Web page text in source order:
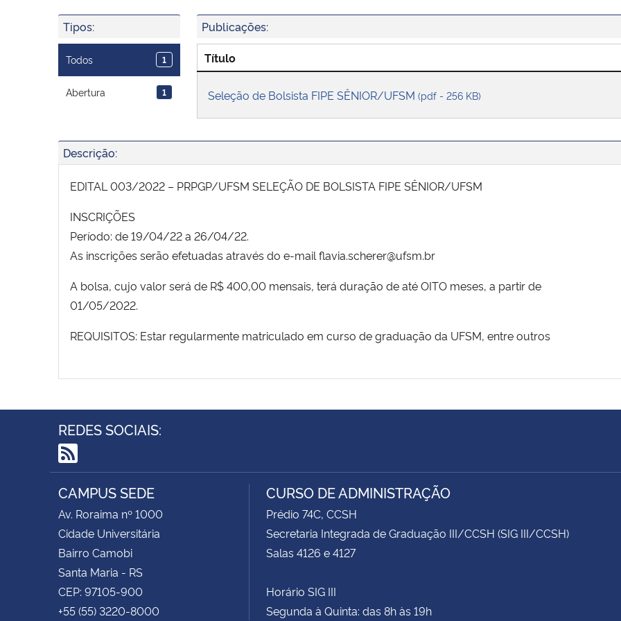
Tipos:
Todos 1
Abertura 1
Publicações:
Título
Seleção de Bolsista FIPE SÊNIOR/UFSM (pdf - 256 KB)
Descrição:
EDITAL 003/2022 – PRPGP/UFSM SELEÇÃO DE BOLSISTA FIPE SÊNIOR/UFSM
INSCRIÇÕES
Período: de 19/04/22 a 26/04/22.
As inscrições serão efetuadas através do e-mail flavia.scherer@ufsm.br
A bolsa, cujo valor será de R$ 400,00 mensais, terá duração de até OITO meses, a partir de
01/05/2022.
REQUISITOS: Estar regularmente matriculado em curso de graduação da UFSM, entre outros
REDES SOCIAIS:
RSS
CAMPUS SEDE
Av. Roraima nº 1000
Cidade Universitária
Bairro Camobi
Santa Maria - RS
CEP: 97105-900
+55 (55) 3220-8000
CURSO DE ADMINISTRAÇÃO
Prédio 74C, CCSH
Secretaria Integrada de Graduação III/CCSH (SIG III/CCSH)
Salas 4126 e 4127
Horário SIG III
Segunda à Quinta: das 8h às 19h